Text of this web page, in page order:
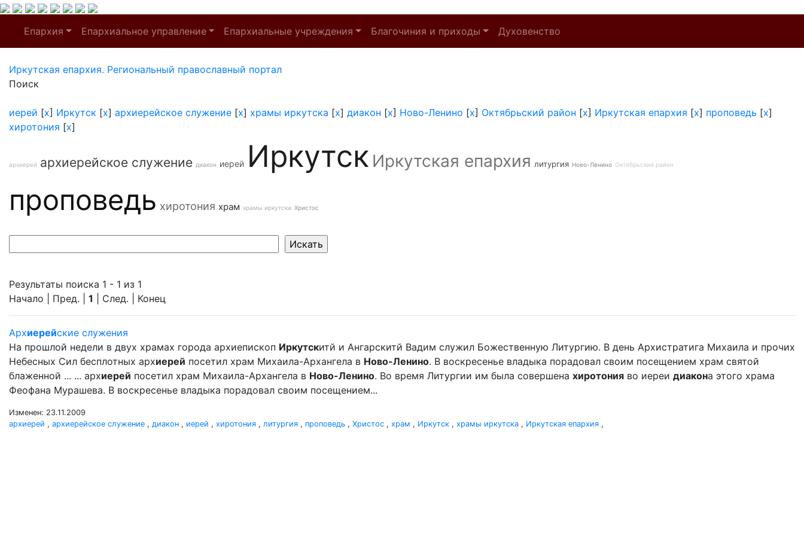
Епархия Епархиальное управление Епархиальные учреждения Благочиния и приходы Духовенство
Иркутская епархия. Региональный православный портал
Поиск
иерей [x] Иркутск [x] архиерейское служение [x] храмы иркутска [x] диакон [x] Ново-Ленино [x] Октябрьский район [x] Иркутская епархия [x] проповедь [x]
хиротония [x]
архиерей архиерейское служение диакон иерей Иркутск Иркутская епархия литургия Ново-Ленино Октябрьский район
проповедь хиротония храм храмы иркутска Христос
Результаты поиска 1 - 1 из 1
Начало | Пред. | 1 | След. | Конец
Архиерейские служения
На прошлой недели в двух храмах города архиепископ Иркутскитй и Ангарскитй Вадим служил Божественную Литургию. В день Архистратига Михаила и прочих
Небесных Сил бесплотных архиерей посетил храм Михаила-Архангела в Ново-Ленино. В воскресенье владыка порадовал своим посещением храм святой
блаженной ... ... архиерей посетил храм Михаила-Архангела в Ново-Ленино. Во время Литургии им была совершена хиротония во иереи диакона этого храма
Феофана Мурашева. В воскресенье владыка порадовал своим посещением...
Изменен: 23.11.2009
архиерей , архиерейское служение , диакон , иерей , хиротония , литургия , проповедь , Христос , храм , Иркутск , храмы иркутска , Иркутская епархия ,